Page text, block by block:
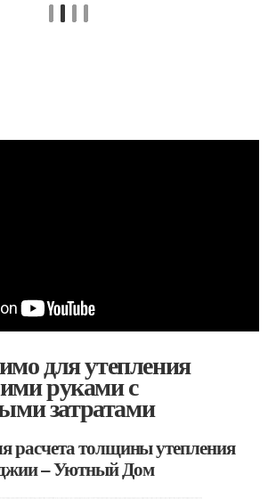
для утепления
руками с
затратами
расчета толщины утепления
– Уютный Дом